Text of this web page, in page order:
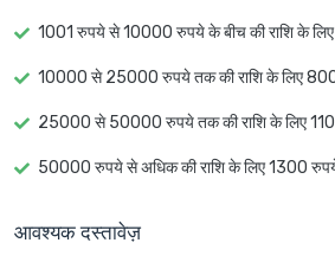
1001 रुपये से 10000 रुपये के बीच की राशि के
10000 से 25000 रुपये तक की राशि के लिए
25000 से 50000 रुपये तक की राशि के लिए
50000 रुपये से अधिक की राशि के लिए 1300
आवश्यक दस्तावेज़